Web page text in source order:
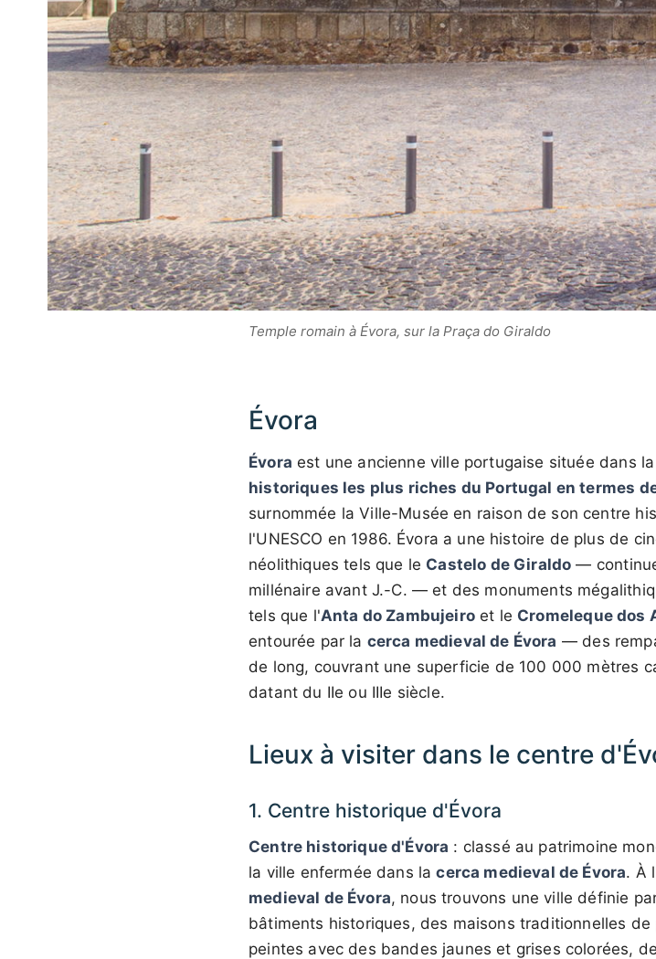
Temple romain à Évora, sur la Praça do Giraldo
Évora
Évora est une ancienne ville portugaise située dans
historiques les plus riches du Portugal en termes
surnommée la Ville-Musée en raison de son centre
l'UNESCO en 1986. Évora a une histoire de plus de
néolithiques tels que le Castelo de Giraldo —
millénaire avant J.-C. — et des monuments
tels que l'Anta do Zambujeiroet le Cromeleque dos
entourée par la cerca medieval de Évora — des
de long, couvrant une superficie de 100 000 mètres
datant du IIe ou IIIe siècle.
Lieux à visiter dans le centre
1. Centre historique d'Évora
Centre historique d'Évora : classé au patrimoine
la ville enfermée dans lacerca medieval de Évora. À
medieval de Évora, nous trouvons une ville définie
bâtiments historiques, des maisons traditionnelles
peintes avec des bandes jaunes et grises colorées,